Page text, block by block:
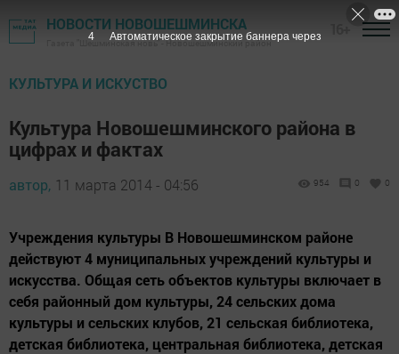
НОВОСТИ НОВОШЕШМИНСКА
Газета "Шешминская новь" - Новошешминский район
КУЛЬТУРА И ИСКУСТВО
Культура Новошешминского района в
цифрах и фактах
автор, 11 марта 2014 - 04:56 954 0 0
Учреждения культуры В Новошешминском районе
действуют 4 муниципальных учреждений культуры и
искусства. Общая сеть объектов культуры включает в
себя районный дом культуры, 24 сельских дома
культуры и сельских клубов, 21 сельская библиотека,
детская библиотека, центральная библиотека, детская
3 Автоматическое закрытие баннера через